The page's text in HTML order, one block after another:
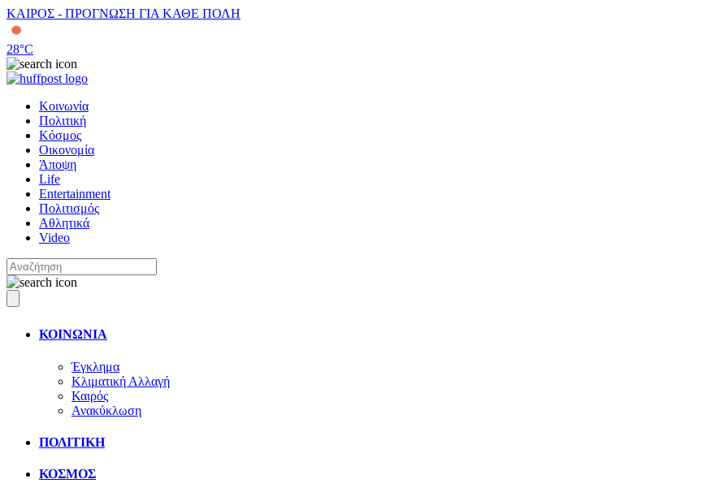
ΚΑΙΡΟΣ - ΠΡΟΓΝΩΣΗ ΓΙΑ ΚΑΘΕ ΠΟΛΗ
28°C
Κοινωνία
Πολιτική
Κόσμος
Οικονομία
Άποψη
Life
Entertainment
Πολιτισμός
Αθλητικά
Video
ΚΟΙΝΩΝΙΑ
Έγκλημα
Κλιματική Αλλαγή
Καιρός
Ανακύκλωση
ΠΟΛΙΤΙΚΗ
ΚΟΣΜΟΣ